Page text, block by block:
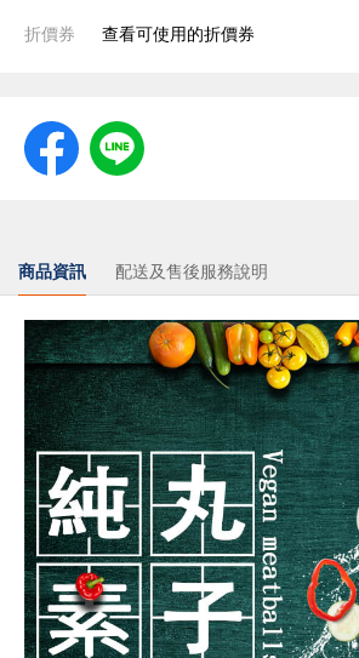
折價券 查看可使用的折價券
商品資訊 配送及售後服務說明